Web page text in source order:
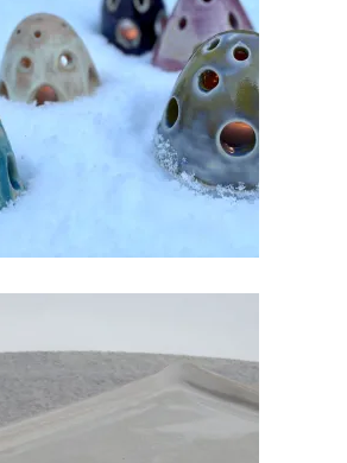
LATERN TEEKÜÜNLALE
€20.00
KANDILINE VAAGEN